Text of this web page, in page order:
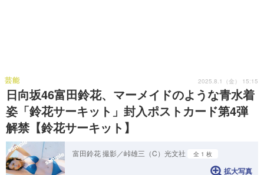
日向坂46富田鈴花、マーメイドのような青水着
姿「鈴花サーキット」封入ポストカード第4弾
解禁【鈴花サーキット】
芸能 2025.8.1（金） 15:15
富田鈴花 撮影／峠雄三（C）光文社 全 1 枚
拡大写真